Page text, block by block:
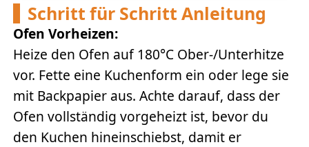
Schritt für Schritt Anleitung
Ofen Vorheizen:
Heize den Ofen auf 180°C Ober-/Unterhitze
vor. Fette eine Kuchenform ein oder lege sie
mit Backpapier aus. Achte darauf, dass der
Ofen vollständig vorgeheizt ist, bevor du
den Kuchen hineinschiebst, damit er